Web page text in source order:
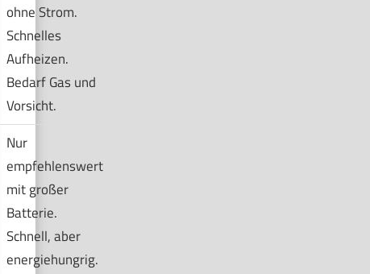
ohne Strom.
Schnelles
Aufheizen.
Bedarf Gas und
Vorsicht.
Nur
empfehlenswert
mit großer
Batterie.
Schnell, aber
energiehungrig.